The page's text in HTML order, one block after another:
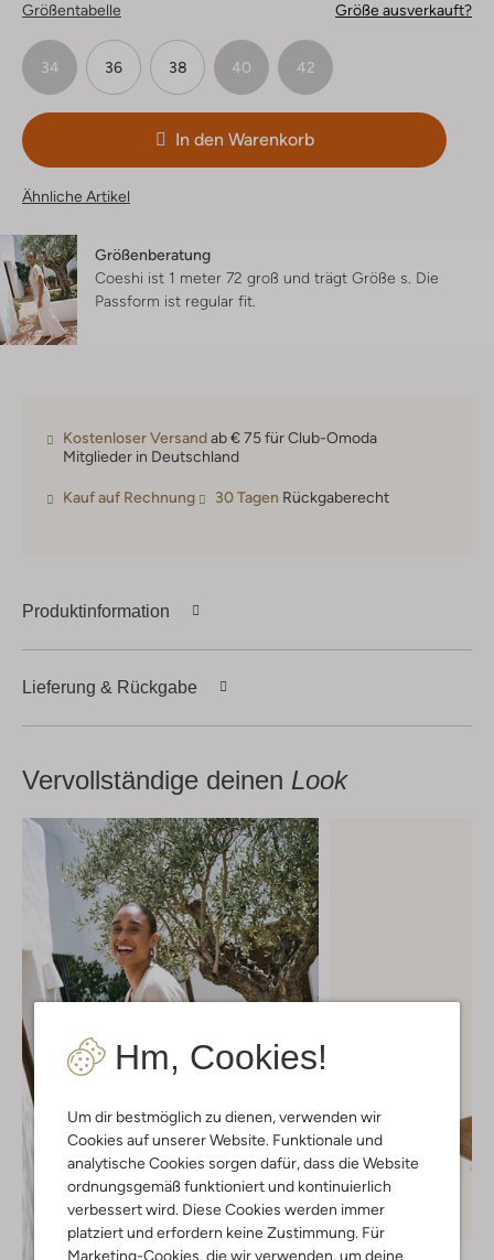
Hm, Cookies!
Um dir bestmöglich zu dienen, verwenden wir
Cookies auf unserer Website. Funktionale und
analytische Cookies sorgen dafür, dass die Website
ordnungsgemäß funktioniert und kontinuierlich
verbessert wird. Diese Cookies werden immer
platziert und erfordern keine Zustimmung. Für
Marketing-Cookies, die wir verwenden, um deine
Größentabelle Größe ausverkauft?
34 36 38 40 42
In den Warenkorb
Ähnliche Artikel
Größenberatung
Coeshi ist 1 meter 72 groß und trägt Größe s. Die
Passform ist regular fit
Kostenloser Versandab € 75 für Club-Omoda
Mitglieder in Deutschland
Kauf auf Rechnung 30 Tagen Rückgaberecht
Produktinformation
Lieferung & Rückgabe
Vervollständige deinen Look
-10%